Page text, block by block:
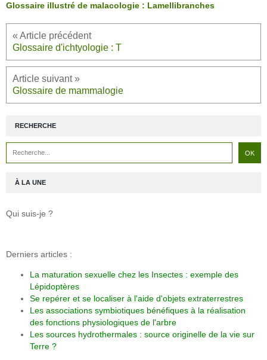
Glossaire illustré de malacologie : Lamellibranches
Glossaire d'ichtyologie : T
Glossaire de mammalogie
RECHERCHE
À LA UNE
Qui suis-je ?
Derniers articles :
La maturation sexuelle chez les Insectes : exemple des
Lépidoptères
Se repérer et se localiser à l'aide d'objets extraterrestres
Les associations symbiotiques bénéfiques à la réalisation
des fonctions physiologiques de l'arbre
Les sources hydrothermales : source originelle de la vie sur
Terre ?